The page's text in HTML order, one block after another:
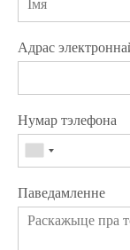
Адрас
Нумар тэлефона
Паведамленне